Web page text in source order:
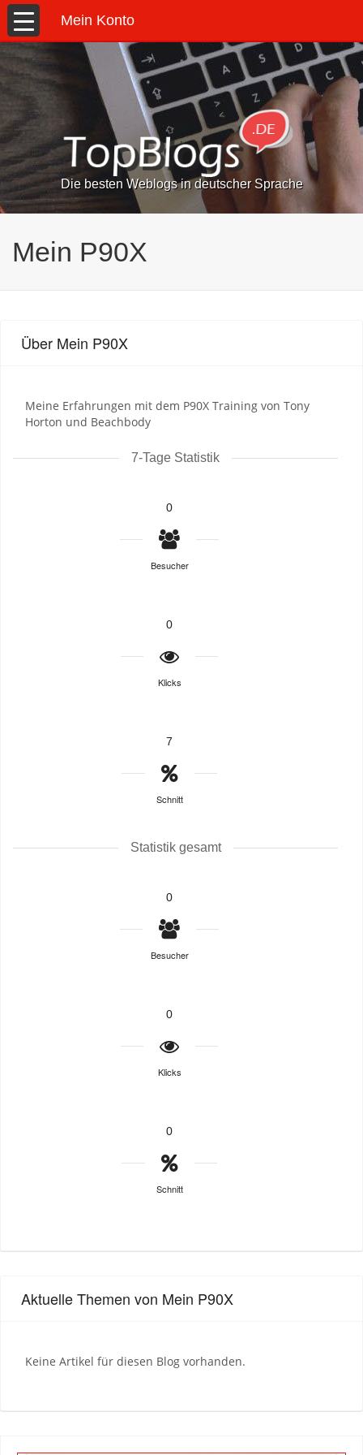
Mein Konto
Die besten Weblogs in deutscher Sprache
Mein P90X
Über Mein P90X
Meine Erfahrungen mit dem P90X Training von Tony
Horton und Beachbody
7-Tage Statistik
0
Besucher
0
Klicks
7
Schnitt
Statistik gesamt
0
Besucher
0
Klicks
0
Schnitt
Aktuelle Themen von Mein P90X
Keine Artikel für diesen Blog vorhanden.